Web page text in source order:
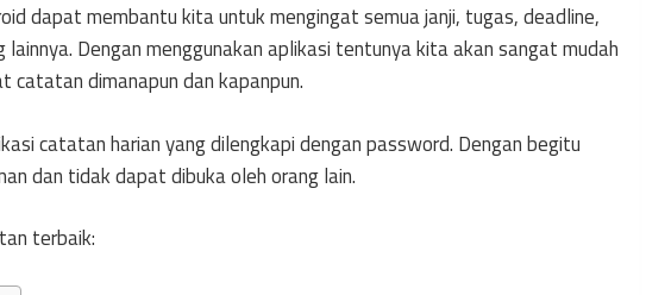
dapat membantu kita untuk mengingat semua janji, tugas, deadline,
Dengan menggunakan aplikasi tentunya kita akan sangat mudah
catatan dimanapun dan kapanpun.
catatan harian yang dilengkapi dengan password. Dengan begitu
dan tidak dapat dibuka oleh orang lain.
terbaik: